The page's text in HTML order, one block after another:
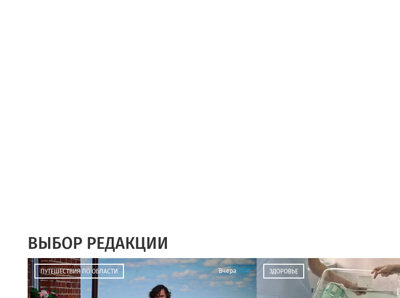
ВЫБОР РЕДАКЦИИ
ПУТЕШЕСТВИЯ ПО ОБЛАСТИ Вчера 17:41 ЗДОРОВЬЕ